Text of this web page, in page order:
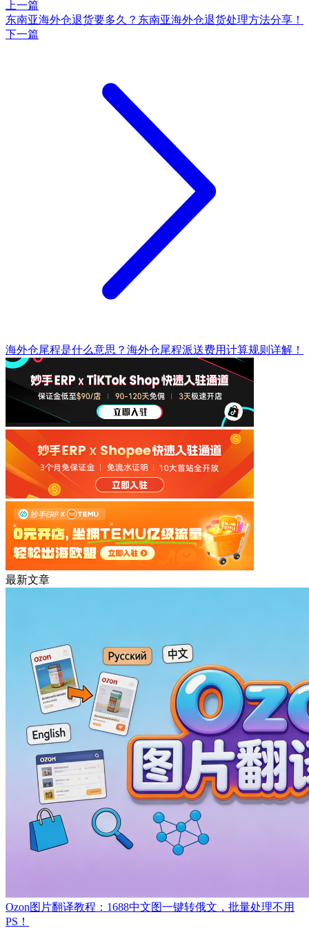
上一篇
东南亚海外仓退货要多久？东南亚海外仓退货处理方法分享！
下一篇
海外仓尾程是什么意思？海外仓尾程派送费用计算规则详解！
最新文章
Ozon图片翻译教程：1688中文图一键转俄文，批量处理不用
PS！